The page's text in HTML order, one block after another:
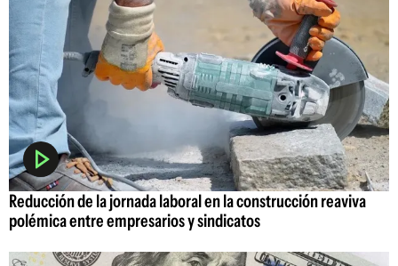
Reducción de la jornada laboral en la construcción reaviva
polémica entre empresarios y sindicatos